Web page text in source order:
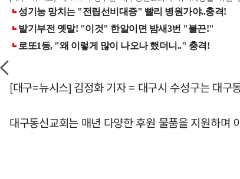
[대구=뉴시스] 김정화 기자 = 대구시 수성구는 대
대구동신교회는 매년 다양한 후원 물품을 지원하며